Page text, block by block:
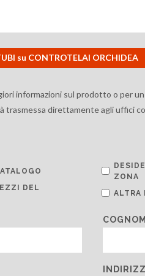
su CONTROTELAI ORCHIDEA
informazioni sul prodotto o per
trasmessa direttamente agli uffici
ZONA
DEL
ALTRA